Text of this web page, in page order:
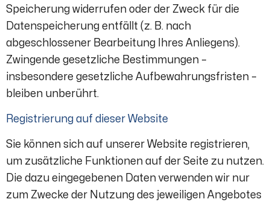
Speicherung widerrufen oder der Zweck für die
Datenspeicherung entfällt (z. B. nach
abgeschlossener Bearbeitung Ihres Anliegens).
Zwingende gesetzliche Bestimmungen –
insbesondere gesetzliche Aufbewahrungsfristen –
bleiben unberührt.
Registrierung auf dieser Website
Sie können sich auf unserer Website registrieren,
um zusätzliche Funktionen auf der Seite zu nutzen.
Die dazu eingegebenen Daten verwenden wir nur
zum Zwecke der Nutzung des jeweiligen Angebotes